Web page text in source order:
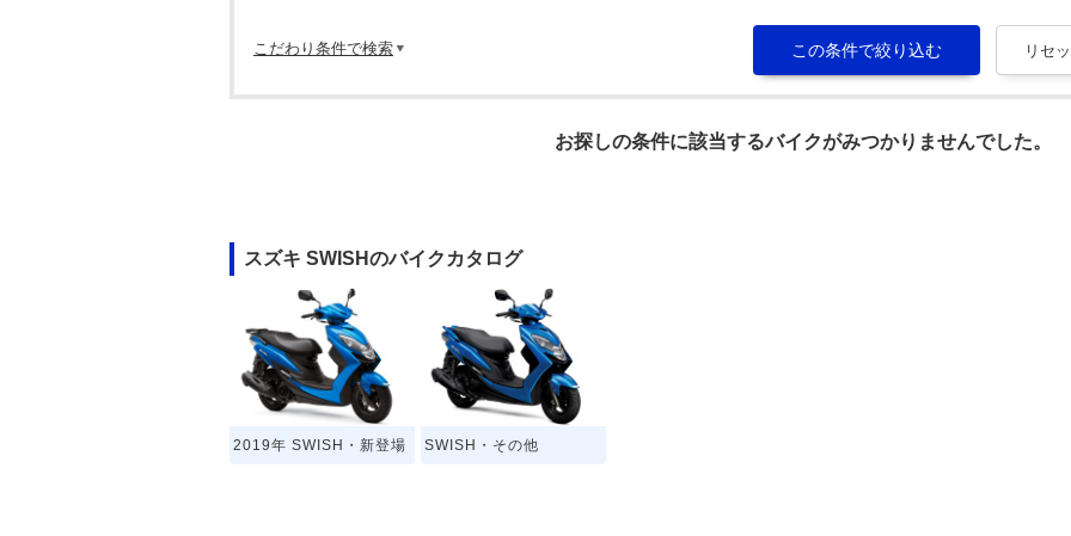
こだわり条件で検索
お探しの条件に該当するバイクがみつかりませんでした。
スズキ SWISHのバイクカタログ
2019年 SWISH・新登場 SWISH・その他